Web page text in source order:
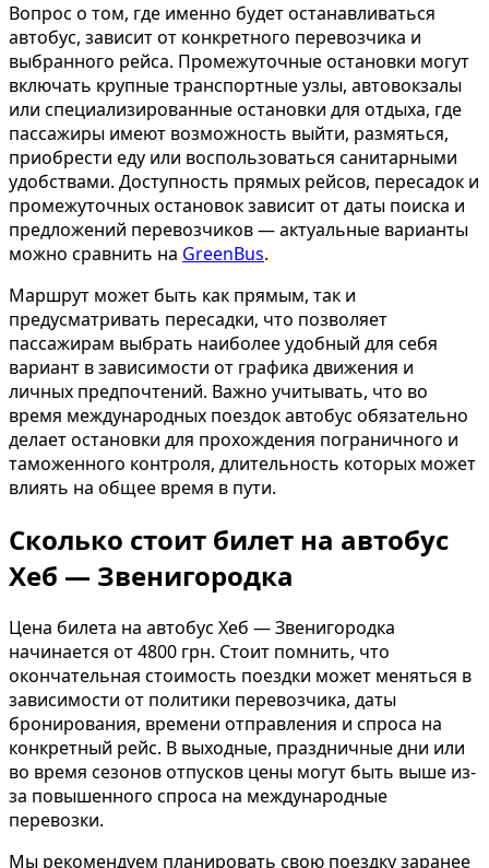
Вопрос о том, где именно будет останавливаться
автобус, зависит от конкретного перевозчика и
выбранного рейса. Промежуточные остановки могут
включать крупные транспортные узлы, автовокзалы
или специализированные остановки для отдыха, где
пассажиры имеют возможность выйти, размяться,
приобрести еду или воспользоваться санитарными
удобствами. Доступность прямых рейсов, пересадок и
промежуточных остановок зависит от даты поиска и
предложений перевозчиков — актуальные варианты
можно сравнить на GreenBus.
Маршрут может быть как прямым, так и
предусматривать пересадки, что позволяет
пассажирам выбрать наиболее удобный для себя
вариант в зависимости от графика движения и
личных предпочтений. Важно учитывать, что во
время международных поездок автобус обязательно
делает остановки для прохождения пограничного и
таможенного контроля, длительность которых может
влиять на общее время в пути.
Сколько стоит билет на автобус
Хеб — Звенигородка
Цена билета на автобус Хеб — Звенигородка
начинается от 4800 грн. Стоит помнить, что
окончательная стоимость поездки может меняться в
зависимости от политики перевозчика, даты
бронирования, времени отправления и спроса на
конкретный рейс. В выходные, праздничные дни или
во время сезонов отпусков цены могут быть выше из-
за повышенного спроса на международные
перевозки.
Мы рекомендуем планировать свою поездку заранее